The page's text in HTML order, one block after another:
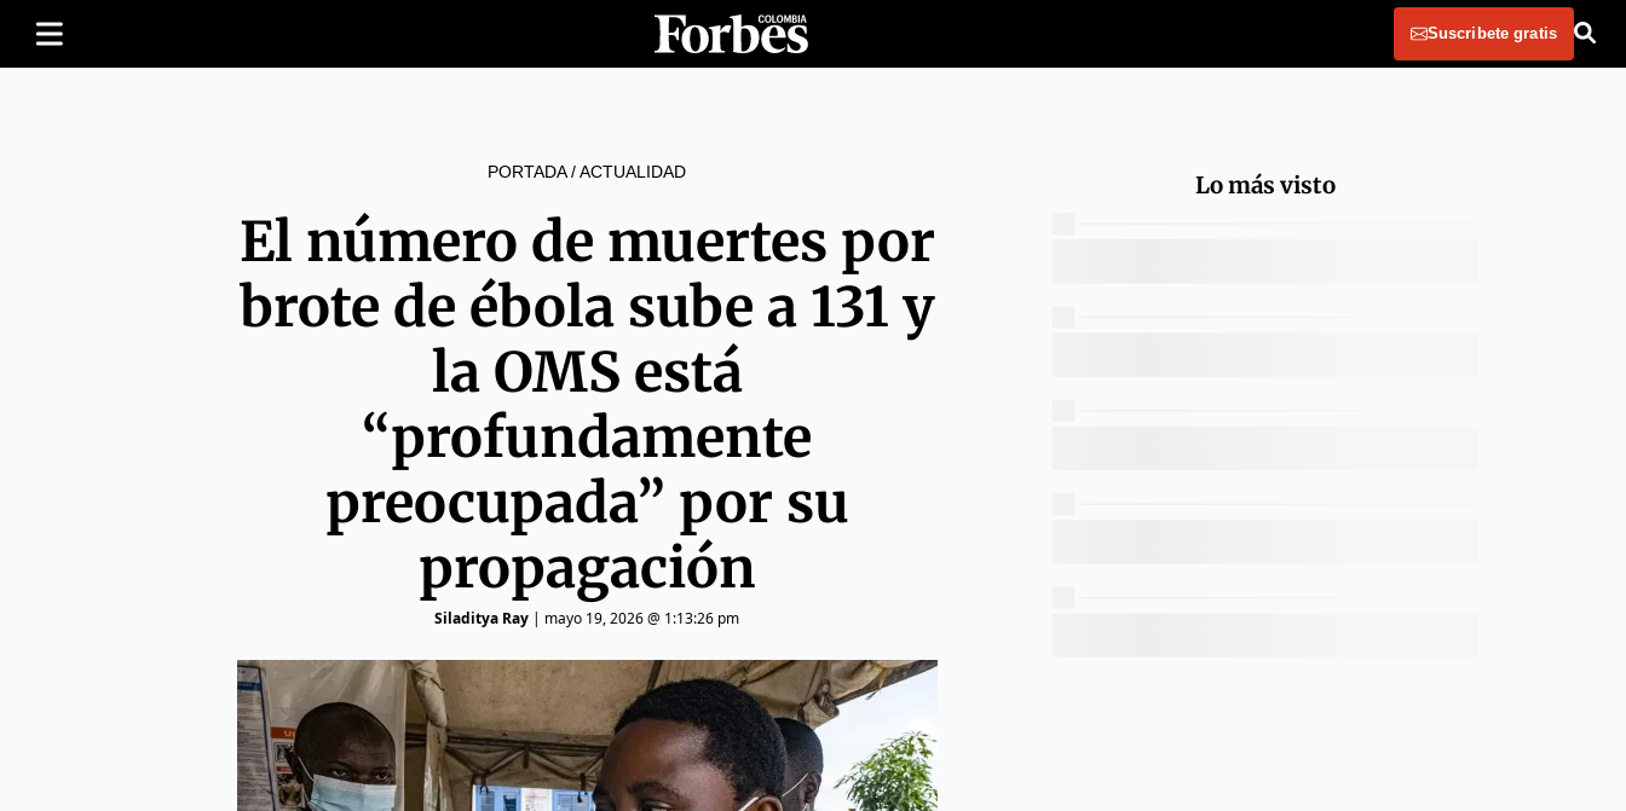
Suscribete gratis
PORTADA/ACTUALIDAD
El número de muertes por
brote de ébola sube a 131 y
la OMS está
“profundamente
preocupada” por su
propagación
Siladitya Ray | mayo 19, 2026 @ 1:13:26 pm
Lo más visto